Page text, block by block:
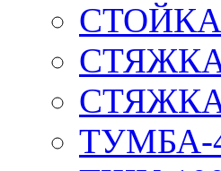
СТЯЖКА
СТЯЖКА
ТУМБА-